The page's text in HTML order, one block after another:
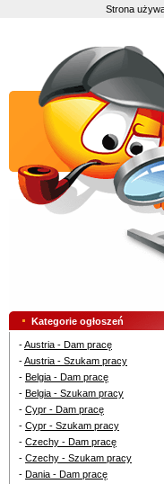
Kategorie ogłoszeń
-Austria - Dam pracę
-Austria - Szukam pracy
- Belgia - Dam pracę
- Belgia - Szukam pracy
- Cypr - Dam pracę
- Cypr - Szukam pracy
- Czechy - Dam pracę
- Czechy - Szukam pracy
- Dania - Dam pracę
Strona